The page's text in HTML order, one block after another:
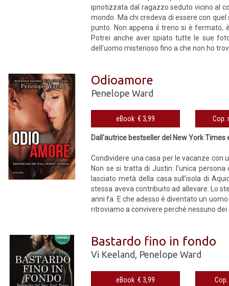
ipnotizzata dal ragazzo seduto vicino al
mondo. Ma chi credeva di essere con
punto. Non appena il treno si è fermato,
Potrei anche aver spiato tutte le sue
dell’uomo misterioso fino a che non ho
Odioamore
Penelope Ward
eBook € 3,99
Dall'autrice bestseller del New York Times
Condividere una casa per le vacanze con
Non se si tratta di Justin: l’unica
lasciato metà della casa sull’isola di
stessa aveva contribuito ad allevare. Lo
anni fa. E che adesso è diventato un
ritroviamo a convivere perché nessuno dei
Bastardo fino in fondo
Vi Keeland Penelope Ward
eBook € 3,99